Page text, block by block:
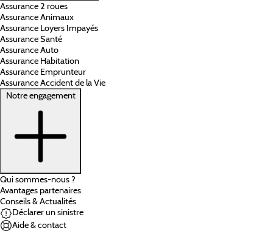
Assurance 2 roues
Assurance Animaux
Assurance Loyers Impayés
Assurance Santé
Assurance Auto
Assurance Habitation
Assurance Emprunteur
Assurance Accident de la Vie
Notre engagement
Qui sommes-nous ?
Avantages partenaires
Conseils & Actualités
Déclarer un sinistre
Aide & contact